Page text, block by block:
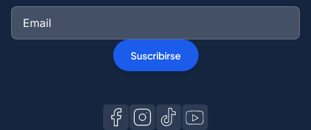
Suscribirse